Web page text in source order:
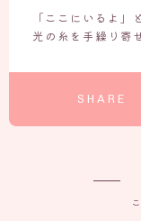
Q＆A
よくあるご質問
「セッション
出張セッショ
「ここにいるよ」
光の糸を手繰り寄
SHARE